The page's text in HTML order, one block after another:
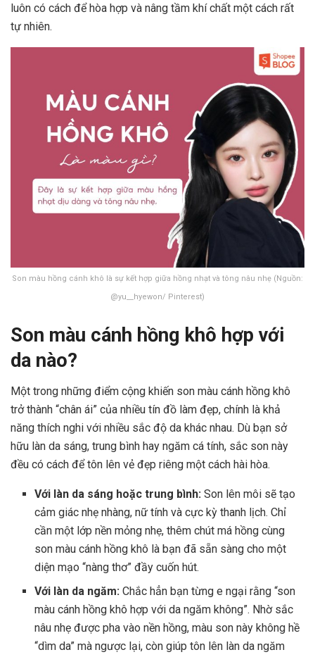
luôn có cách để hòa hợp và nâng tầm khí chất một cách rất
tự nhiên.
Son màu hồng cánh khô là sự kết hợp giữa hồng nhạt và tông nâu nhẹ (Nguồn:
@yu__hyewon/ Pinterest)
Son màu cánh hồng khô hợp với
da nào?
Một trong những điểm cộng khiến son màu cánh hồng khô
trở thành “chân ái” của nhiều tín đồ làm đẹp, chính là khả
năng thích nghi với nhiều sắc độ da khác nhau. Dù bạn sở
hữu làn da sáng, trung bình hay ngăm cá tính, sắc son này
đều có cách để tôn lên vẻ đẹp riêng một cách hài hòa.
Với làn da sáng hoặc trung bình: Son lên môi sẽ tạo
cảm giác nhẹ nhàng, nữ tính và cực kỳ thanh lịch. Chỉ
cần một lớp nền mỏng nhẹ, thêm chút má hồng cùng
son màu cánh hồng khô là bạn đã sẵn sàng cho một
diện mạo “nàng thơ” đầy cuốn hút.
Với làn da ngăm: Chắc hẳn bạn từng e ngại rằng “son
màu cánh hồng khô hợp với da ngăm không”. Nhờ sắc
nâu nhẹ được pha vào nền hồng, màu son này không hề
“dìm da” mà ngược lại, còn giúp tôn lên làn da ngăm